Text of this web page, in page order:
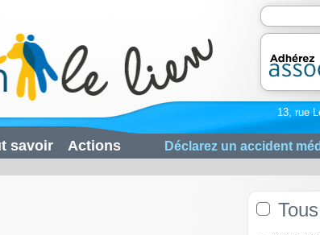
13, rue
savoir Actions Déclarez un accident